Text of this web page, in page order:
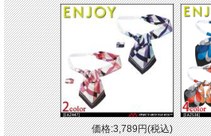
価格:3,789円(税込)